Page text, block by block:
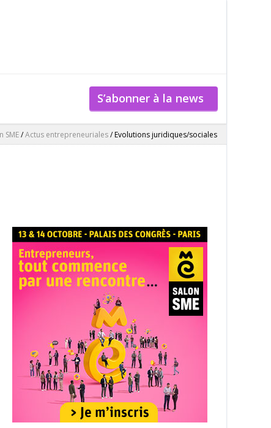
S’abonner à la news
SME/Actus entrepreneuriales/Evolutions juridiques/sociales